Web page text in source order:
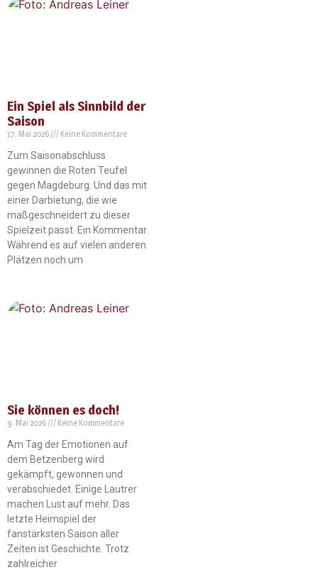
Ein Spiel als Sinnbild der
Saison
17. Mai 2026 Keine Kommentare
Zum Saisonabschluss
gewinnen die Roten Teufel
gegen Magdeburg. Und das mit
einer Darbietung, die wie
maßgeschneidert zu dieser
Spielzeit passt. Ein Kommentar.
Während es auf vielen anderen
Plätzen noch um
Sie können es doch!
9. Mai 2026 Keine Kommentare
Am Tag der Emotionen auf
dem Betzenberg wird
gekämpft, gewonnen und
verabschiedet. Einige Lautrer
machen Lust auf mehr. Das
letzte Heimspiel der
fanstärksten Saison aller
Zeiten ist Geschichte. Trotz
zahlreicher